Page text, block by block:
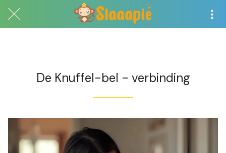
De Knuffel-bel - verbinding